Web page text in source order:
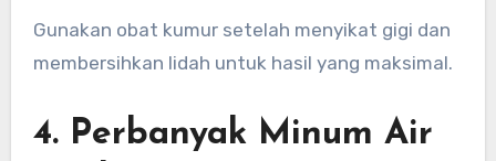
Gunakan obat kumur setelah menyikat gigi dan
membersihkan lidah untuk hasil yang maksimal.
4. Perbanyak Minum Air